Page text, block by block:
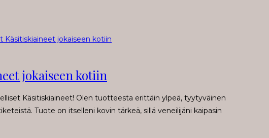
jokaiseen kotiin
Käsitiskiaineet! Olen tuotteesta erittäin ylpeä, tyytyväinen
Tuote on itselleni kovin tärkeä, sillä veneilijäni kaipasin